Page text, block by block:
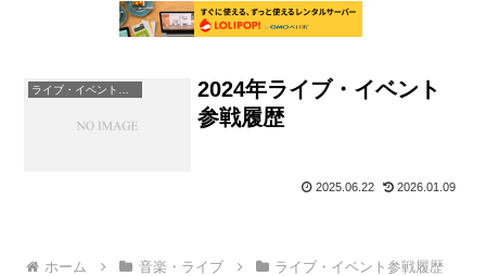
ライブ・イベント参戦履歴
2024年ライブ・イベント
参戦履歴
2025.06.22 2026.01.09
ホーム 音楽・ライブ ライブ・イベント参戦履歴